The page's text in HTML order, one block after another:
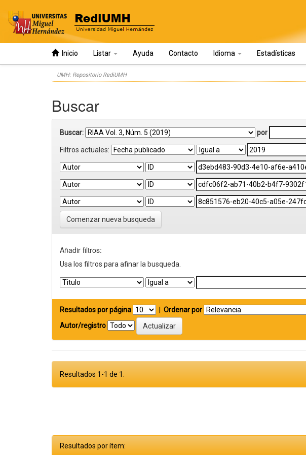
Inicio Listar Ayuda Contacto Idioma Estadísticas
UMH: Repositorio RediUMH
Buscar
Buscar: por
Filtros actuales:
Comenzar nueva busqueda
Añadir filtros:
Usa los filtros para afinar la busqueda.
Resultados por página Ordenar por
Autor/registro
Resultados 1-1 de 1.
Resultados por ítem: